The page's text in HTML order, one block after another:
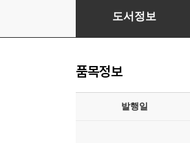
변호사 없이 이혼하기
도서정보
품목정보
발행일